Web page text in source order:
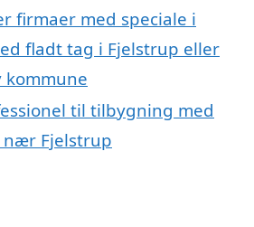
firmaer med speciale i
fladt tag i Fjelstrup eller
kommune
til tilbygning med
Fjelstrup